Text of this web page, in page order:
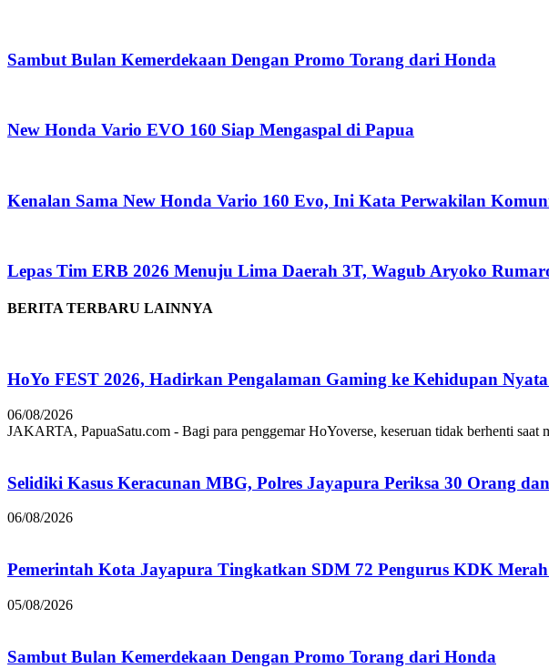
Sambut Bulan Kemerdekaan Dengan Promo Torang dari Honda
New Honda Vario EVO 160 Siap Mengaspal di Papua
Kenalan Sama New Honda Vario 160 Evo, Ini Kata Perwakilan
Lepas Tim ERB 2026 Menuju Lima Daerah 3T, Wagub Aryoko
BERITA TERBARU LAINNYA
HoYo FEST 2026, Hadirkan Pengalaman Gaming ke Kehidupan
06/08/2026
JAKARTA, PapuaSatu.com - Bagi para penggemar HoYoverse, keseruan tidak berhenti
Selidiki Kasus Keracunan MBG, Polres Jayapura Periksa 30 Orang
06/08/2026
Pemerintah Kota Jayapura Tingkatkan SDM 72 Pengurus KDK
05/08/2026
Sambut Bulan Kemerdekaan Dengan Promo Torang dari Honda